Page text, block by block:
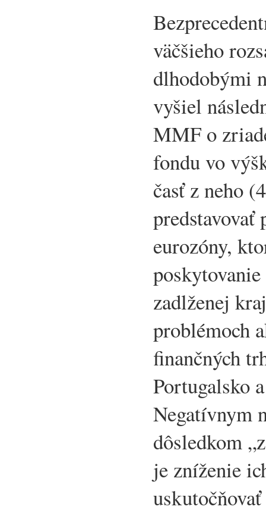
väčšieho
dlhodobými
vyšiel
MMF o
fondu vo
časť z neho
eurozóny,
zadlženej
problémoch
finančných
Portugalsko
Negatívnym
dôsledkom
je zníženie